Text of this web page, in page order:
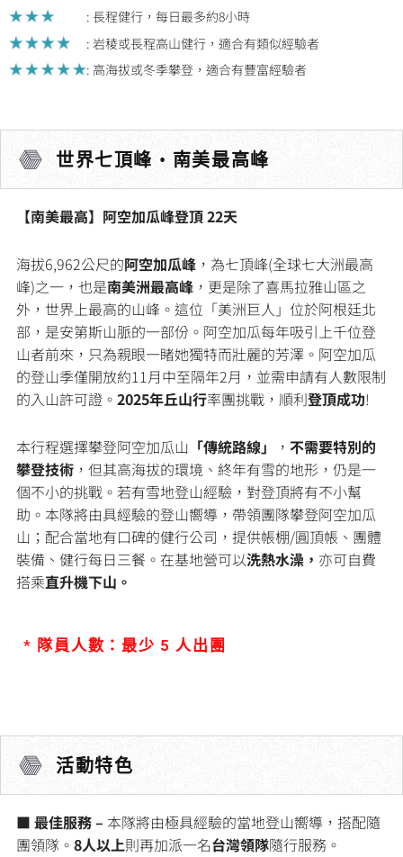
: 長程健行，每日最多約8小時
: 岩稜或長程高山健行，適合有類似經驗者
: 高海拔或冬季攀登，適合有豐富經驗者
世界七頂峰 • 南美最高峰
【南美最高】阿空加瓜峰登頂 22天
海拔6,962公尺的阿空加瓜峰 ，為七頂峰(全球七大洲最高
峰)之一，也是南美洲最高峰 ，更是除了喜馬拉雅山區之
外，世界上最高的山峰。這位「美洲巨人」位於阿根廷北
部，是安第斯山脈的一部份。阿空加瓜每年吸引上千位登
山者前來，只為親眼一睹她獨特而壯麗的芳澤。阿空加瓜
的登山季僅開放約11月中至隔年2月，並需申請有人數限制
的入山許可證。 2025年丘山行率團挑戰，順利登頂成功!
本行程選擇攀登阿空加瓜山 「傳統路線」 ， 不需要特別的
攀登技術 ，但其高海拔的環境、終年有雪的地形，仍是一
個不小的挑戰。若有雪地登山經驗，對登頂將有不小幫
助。本隊將由具經驗的登山嚮導，帶領團隊攀登阿空加瓜
山；配合當地有口碑的健行公司，提供帳棚/圓頂帳、團體
裝備、健行每日三餐。在基地營可以洗熱水澡， 亦可自費
搭乘直升機下山。
* 隊員人數：最少 5 人出團
活動特色
■ 最佳服務– 本隊將由極具經驗的當地登山嚮導，搭配隨
團領隊。 8人以上則再加派一名台灣領隊隨行服務。